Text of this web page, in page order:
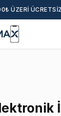
ÜZERI